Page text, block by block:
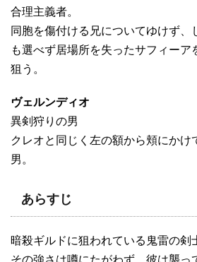
合理主義者。
同胞を傷付ける兄についてゆけず、
も選べず居場所を失ったサフィーア
狙う。
ヴェルンディオ
異剣狩りの男
クレオと同じく左の額から頬にかけ
男。
あらすじ
暗殺ギルドに狙われている鬼雷の剣